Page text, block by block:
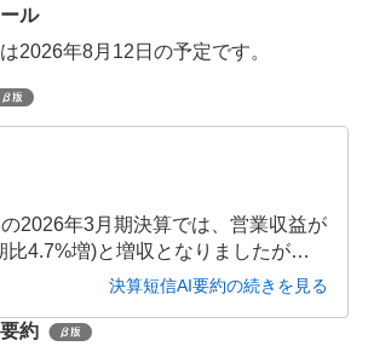
ル
2026年8月12日の予定です。
2026年3月期決算では、営業収益が
比4.7%増)と増収となりましたが、
により営業利益は21.33億円(前期比5.
次期は増収増益を見込んでいます。
決算短信AI要約の続きを見る
約